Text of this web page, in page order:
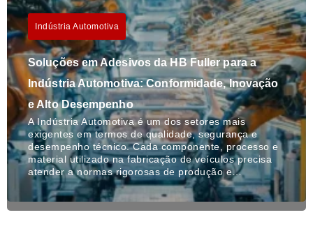
Indústria Automotiva
Soluções em Adesivos da HB Fuller para a
Indústria Automotiva: Conformidade, Inovação
e Alto Desempenho
A Indústria Automotiva é um dos setores mais
exigentes em termos de qualidade, segurança e
desempenho técnico. Cada componente, processo e
material utilizado na fabricação de veículos precisa
atender a normas rigorosas de produção e…